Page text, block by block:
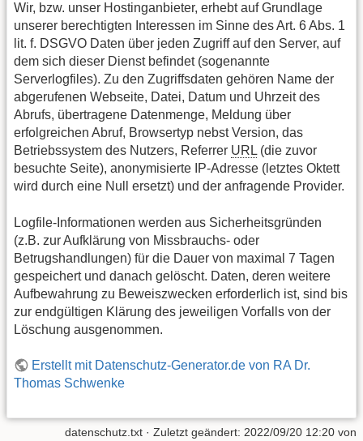
Wir, bzw. unser Hostinganbieter, erhebt auf Grundlage
unserer berechtigten Interessen im Sinne des Art. 6 Abs. 1
lit. f. DSGVO Daten über jeden Zugriff auf den Server, auf
dem sich dieser Dienst befindet (sogenannte
Serverlogfiles). Zu den Zugriffsdaten gehören Name der
abgerufenen Webseite, Datei, Datum und Uhrzeit des
Abrufs, übertragene Datenmenge, Meldung über
erfolgreichen Abruf, Browsertyp nebst Version, das
Betriebssystem des Nutzers, Referrer URL(die zuvor
besuchte Seite), anonymisierte IP-Adresse (letztes Oktett
wird durch eine Null ersetzt) und der anfragende Provider.
Logfile-Informationen werden aus Sicherheitsgründen
(z.B. zur Aufklärung von Missbrauchs- oder
Betrugshandlungen) für die Dauer von maximal 7 Tagen
gespeichert und danach gelöscht. Daten, deren weitere
Aufbewahrung zu Beweiszwecken erforderlich ist, sind bis
zur endgültigen Klärung des jeweiligen Vorfalls von der
Löschung ausgenommen.
Erstellt mit Datenschutz-Generator.de von RA Dr.
Thomas Schwenke
datenschutz.txt · Zuletzt geändert: 2022/09/20 12:20 von